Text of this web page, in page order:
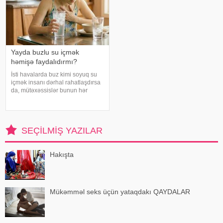
Yayda buzlu su içmək
həmişə faydalıdırmı?
İsti havalarda buz kimi soyuq su
içmək insanı dərhal rahatlaşdırsa
da, mütəxəssislər bunun hər
SEÇILMIŞ YAZILAR
Hakışta
Mükəmməl seks üçün yataqdakı QAYDALAR